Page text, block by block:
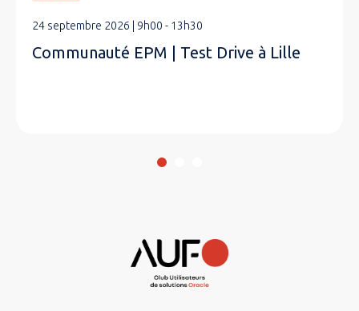
24 septembre 2026 | 9h00 - 13h30
Communauté EPM | Test Drive à Lille